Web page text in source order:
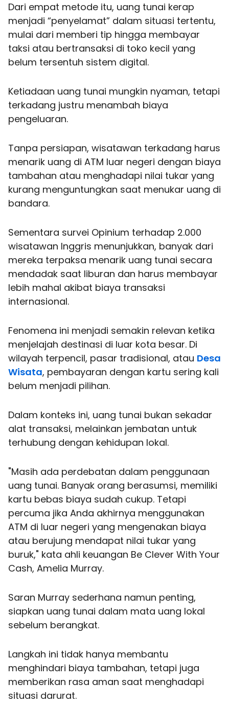
Dari empat metode itu, uang tunai kerap
menjadi “penyelamat” dalam situasi tertentu,
mulai dari memberi tip hingga membayar
taksi atau bertransaksi di toko kecil yang
belum tersentuh sistem digital.
Ketiadaan uang tunai mungkin nyaman, tetapi
terkadang justru menambah biaya
pengeluaran.
Tanpa persiapan, wisatawan terkadang harus
menarik uang di ATM luar negeri dengan biaya
tambahan atau menghadapi nilai tukar yang
kurang menguntungkan saat menukar uang di
bandara.
Sementara survei Opinium terhadap 2.000
wisatawan Inggris menunjukkan, banyak dari
mereka terpaksa menarik uang tunai secara
mendadak saat liburan dan harus membayar
lebih mahal akibat biaya transaksi
internasional.
Fenomena ini menjadi semakin relevan ketika
menjelajah destinasi di luar kota besar. Di
wilayah terpencil, pasar tradisional, atau Desa
Wisata, pembayaran dengan kartu sering kali
belum menjadi pilihan.
Dalam konteks ini, uang tunai bukan sekadar
alat transaksi, melainkan jembatan untuk
terhubung dengan kehidupan lokal.
"Masih ada perdebatan dalam penggunaan
uang tunai. Banyak orang berasumsi, memiliki
kartu bebas biaya sudah cukup. Tetapi
percuma jika Anda akhirnya menggunakan
ATM di luar negeri yang mengenakan biaya
atau berujung mendapat nilai tukar yang
buruk," kata ahli keuangan Be Clever With Your
Cash, Amelia Murray.
Saran Murray sederhana namun penting,
siapkan uang tunai dalam mata uang lokal
sebelum berangkat.
Langkah ini tidak hanya membantu
menghindari biaya tambahan, tetapi juga
memberikan rasa aman saat menghadapi
situasi darurat.